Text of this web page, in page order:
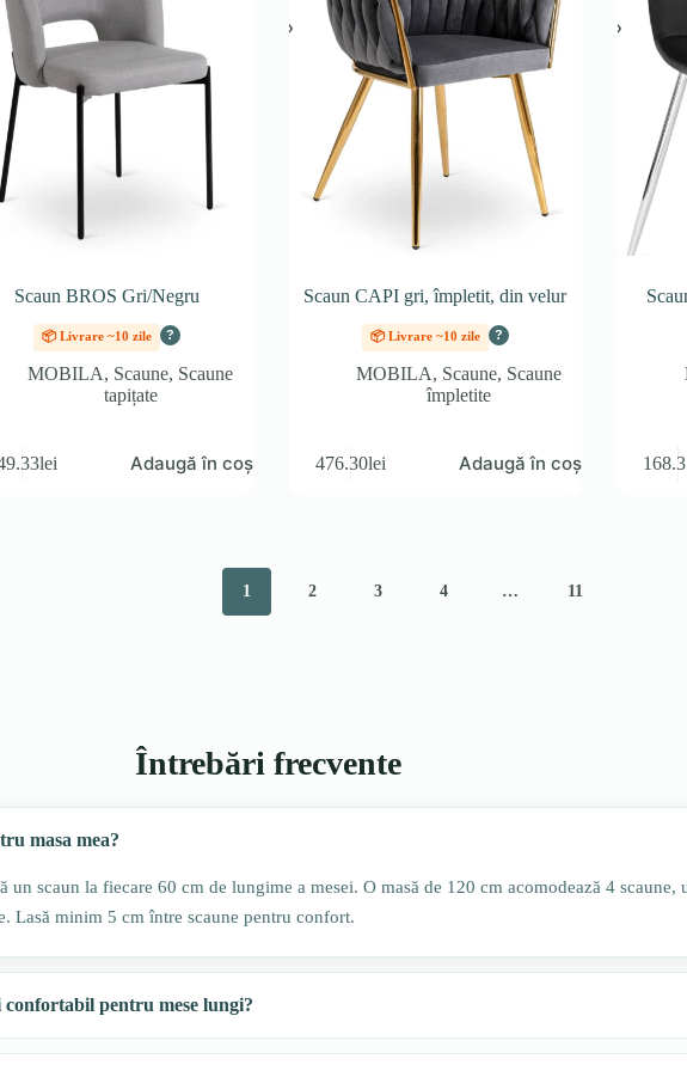
Scaun BROS Gri/Negru
📦 Livrare ~10 zile ?
MOBILA, Scaune, Scaune
tapițate
lei Adaugă în coș
Scaun CAPI gri, împletit, din velur
📦 Livrare ~10 zile ?
MOBILA, Scaune, Scaune
împletite
476.30lei Adaugă în coș
1 2 3 4 … 11
Întrebări frecvente
masa mea?
un scaun la fiecare 60 cm de lungime a mesei. O masă de 120 cm acomodează 4 scaune,
Lasă minim 5 cm între scaune pentru confort.
confortabil pentru mese lungi?